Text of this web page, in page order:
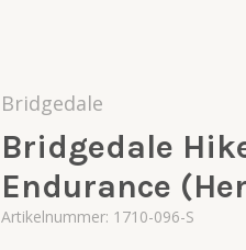
Bridgedale
Bridgedale
Endurance
Artikelnummer: 1710-096-S